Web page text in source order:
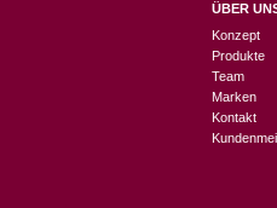
ÜBER
Konzept
Produkte
Team
Marken
Kontakt